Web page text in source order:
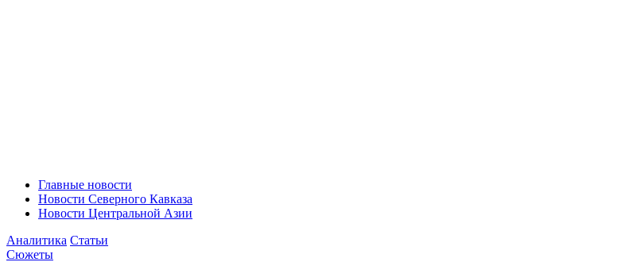
Главные новости
Новости Северного Кавказа
Новости Центральной Азии
Аналитика Статьи
Сюжеты